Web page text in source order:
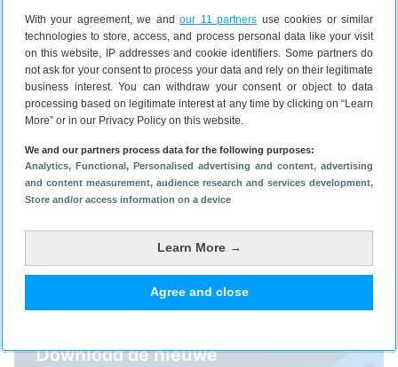
With your agreement, we andour 11 partners use cookies or similar
technologies to store, access, and process personal data like your visit
on this website, IP addresses and cookie identifiers. Some partners do
not ask for your consent to process your data and rely on their legitimate
business interest. You can withdraw your consent or object to data
processing based on legitimate interest at any time by clicking on “Learn
More” or in our Privacy Policy on this website.
We and our partners process data for the following purposes:
Analytics, Functional, Personalised advertising and content, advertising
and content measurement, audience research and services development,
Store and/or access information on a device
Learn More →
Agree and close
Op de hoogte blijven?
Volg Androidworld nu ook op
WhatsApp
Download de nieuwe